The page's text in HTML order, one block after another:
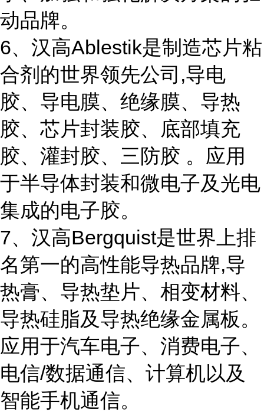
动品牌。
6、汉高Ablestik是制造芯片粘
合剂的世界领先公司,导电
胶、导电膜、绝缘膜、导热
胶、芯片封装胶、底部填充
胶、灌封胶、三防胶 。应用
于半导体封装和微电子及光电
集成的电子胶。
7、汉高Bergquist是世界上排
名第一的高性能导热品牌,导
热膏、导热垫片、相变材料、
导热硅脂及导热绝缘金属板。
应用于汽车电子、消费电子、
电信/数据通信、计算机以及
智能手机通信。